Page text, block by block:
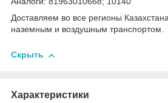
Доставляем во все регионы
наземным и воздушным транспортом.
Скрыть
Характеристики